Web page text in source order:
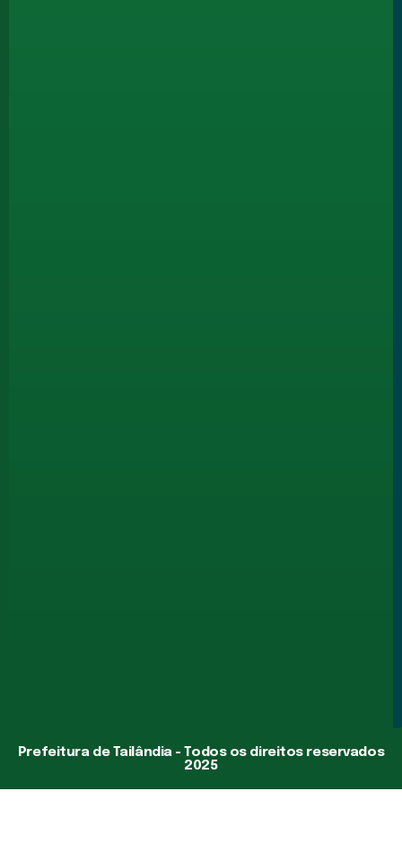
Prefeitura de Tailândia - Todos os direitos reservados
2025